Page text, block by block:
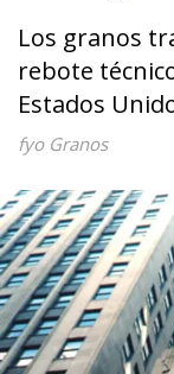
Los granos
rebote
Estados
fyo Granos